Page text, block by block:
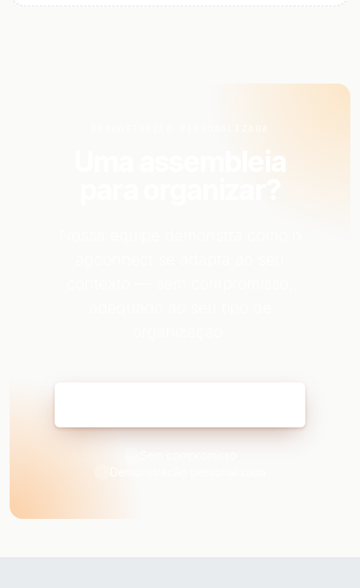
Uma assembleia